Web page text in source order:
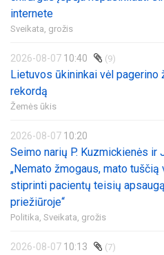
internete
Sveikata, grožis
2026-08-07 10:40 (9)
Lietuvos ūkininkai vėl
rekordą
Žemės ūkis
2026-08-07 10:20
Seimo narių P. Kuzmickienės ir
„Nemato žmogaus, mato
stiprinti pacientų teisių
priežiūroje“
Politika, Sveikata, grožis
2026-08-07 10:13 (7)